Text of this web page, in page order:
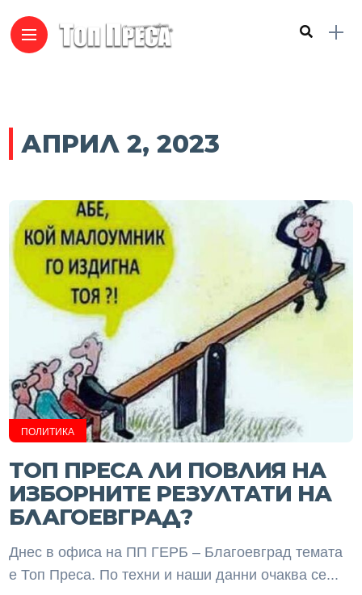
АПРИЛ 2, 2023
ПОЛИТИКА
ТОП ПРЕСА ЛИ ПОВЛИЯ НА
ИЗБОРНИТЕ РЕЗУЛТАТИ НА
БЛАГОЕВГРАД?
Днес в офиса на ПП ГЕРБ – Благоевград темата
е Топ Преса. По техни и наши данни очаква се...